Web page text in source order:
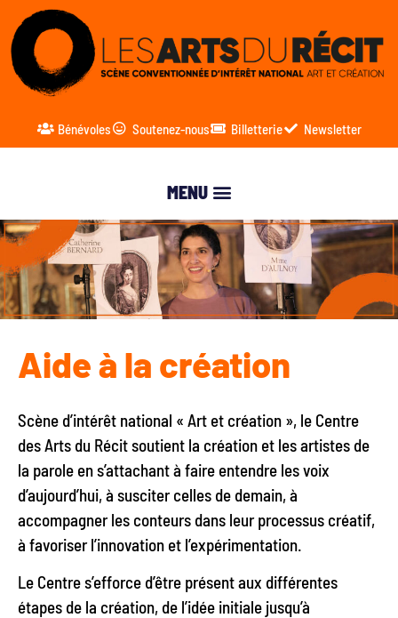
Bénévoles Soutenez-nous Billetterie Newsletter
Aide à la création
Scène d’intérêt national « Art et création », le Centre
des Arts du Récit soutient la création et les artistes de
la parole en s’attachant à faire entendre les voix
d’aujourd’hui, à susciter celles de demain, à
accompagner les conteurs dans leur processus créatif,
à favoriser l’innovation et l’expérimentation.
Le Centre s’efforce d’être présent aux différentes
étapes de la création, de l’idée initiale jusqu’à